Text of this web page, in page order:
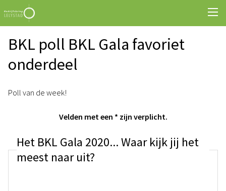
BKL poll BKL Gala favoriet
onderdeel
Poll van de week!
Velden met een * zijn verplicht.
Het BKL Gala 2020... Waar kijk jij het
meest naar uit?